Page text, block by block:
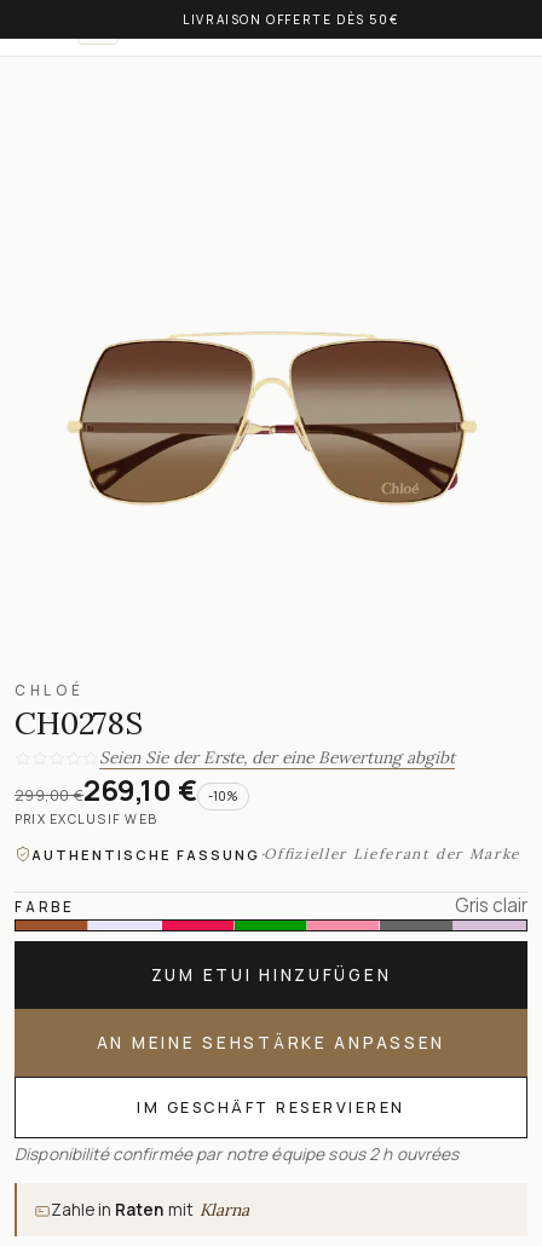
LIVRAISON OFFERTE DÈS 50€
OLIVIA BALM
CHLOÉ
CH0278S
Seien Sie der Erste, der eine Bewertung abgibt
299,00 €269,10 € -10%
PRIX EXCLUSIF WEB
AUTHENTISCHE FASSUNG ·Offizieller Lieferant der Marke
FARBE Gris clair
ZUM ETUI HINZUFÜGEN
AN MEINE SEHSTÄRKE ANPASSEN
IM GESCHÄFT RESERVIEREN
Disponibilité confirmée par notre équipe sous 2 h ouvrées
Zahle in Raten mit Klarna